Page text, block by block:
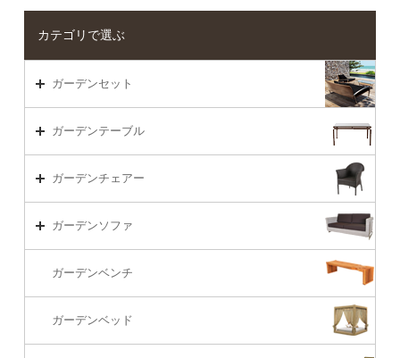
カテゴリで選ぶ
ガーデンセット
ガーデンセット（海外在庫）
リビング・ソファ
ラウンジ・ベッド
ガーデンテーブル
ガーデンテーブルTOP
ダイニングテーブル
コーヒーテーブル
ガーデンチェアー
ガーデンチェアーTOP
ダイニングチェアー
カウンター・バーチェアー
ガーデンソファ
ガーデンソファTOP
2S・2.5Sソファ
ガーデンベンチ
ガーデンベッド